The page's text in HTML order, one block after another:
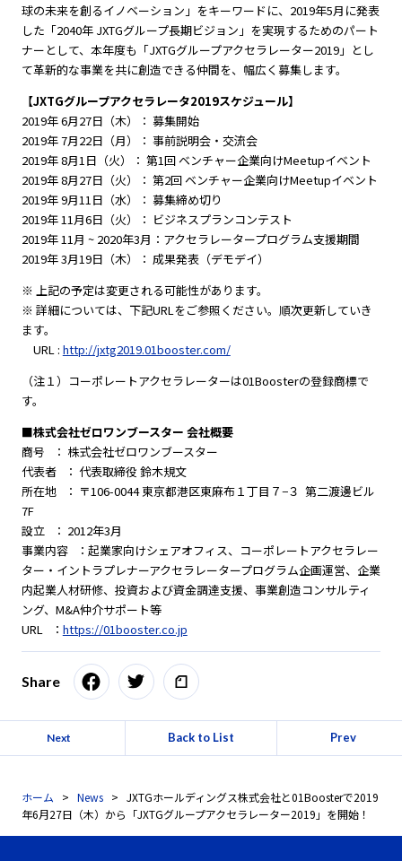
球の未来を創るイノベーション」をキーワードに、2019年5月に発表
した「2040年 JXTGグループ長期ビジョン」を実現するためのパート
ナーとして、本年度も「JXTGグループアクセラレーター2019」とし
て革新的な事業を共に創造できる仲間を、幅広く募集します。
【JXTGグループアクセラレータ2019スケジュール】
2019年 6月27日（木）： 募集開始
2019年 7月22日（月）： 事前説明会・交流会
2019年 8月1日（火）： 第1回 ベンチャー企業向けMeetupイベント
2019年 8月27日（火）： 第2回 ベンチャー企業向けMeetupイベント
2019年 9月11日（水）： 募集締め切り
2019年 11月6日（火）： ビジネスプランコンテスト
2019年 11月 ~ 2020年3月：アクセラレータープログラム支援期間
2019年 3月19日（木）： 成果発表（デモデイ）
※ 上記の予定は変更される可能性があります。
※ 詳細については、下記URLをご参照ください。順次更新していき
ます。
URL : http://jxtg2019.01booster.com/
（注１）コーポレートアクセラレーターは01Boosterの登録商標で
す。
■株式会社ゼロワンブースター 会社概要
商号 ： 株式会社ゼロワンブースター
代表者 ： 代表取締役 鈴木規文
所在地 ： 〒106-0044 東京都港区東麻布１丁目７−３ 第二渡邊ビル
7F
設立 ： 2012年3月
事業内容 ：起業家向けシェアオフィス、コーポレートアクセラレー
ター・イントラプレナーアクセラレータープログラム企画運営、企業
内起業人材研修、投資および資金調達支援、事業創造コンサルティ
ング、M&A仲介サポート等
URL ： https://01booster.co.jp
Share
Next Back to List Prev
ホーム News
JXTGホールディングス株式会社と01Boosterで2019
年6月27日（木）から「JXTGグループアクセラレーター2019」を開始！